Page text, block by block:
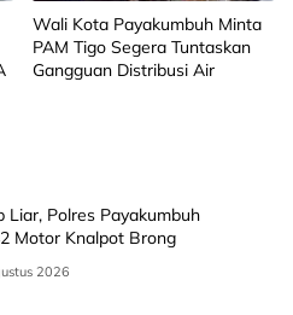
Wali Kota Payakumbuh Minta
PAM Tigo Segera Tuntaskan
Gangguan Distribusi Air
Liar, Polres Payakumbuh
Motor Knalpot Brong
2026